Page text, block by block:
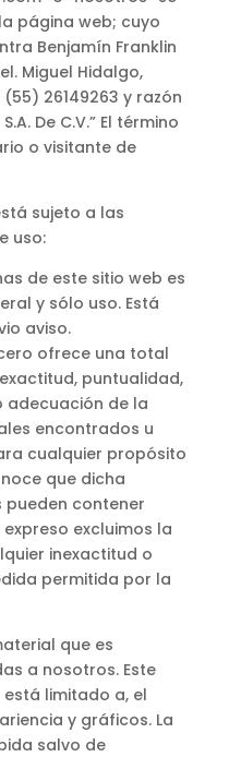
página web; cuyo
Benjamín Franklin
Miguel Hidalgo,
(55) 26149263 y razón
De C.V.” El término
o visitante de
sujeto a las
uso:
de este sitio web es
y sólo uso. Está
aviso.
ofrece una total
puntualidad,
adecuación de la
encontrados u
cualquier propósito
que dicha
contener
excluimos la
inexactitud o
permitida por la
que es
a nosotros. Este
limitado a, el
y gráficos. La
salvo de